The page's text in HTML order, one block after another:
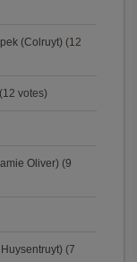
(Colruyt) (12
(12 votes)
Oliver) (9
(7